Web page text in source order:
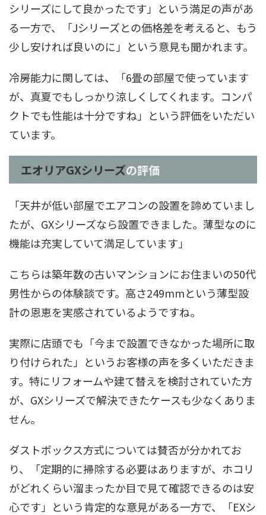
シリーズにして良かったです」という満足の声があ
る一方で、「Jシリーズとの価格差を考えると、もう
少し安ければ良いのに」という意見も聞かれます。
冷房能力に関しては、「6畳の部屋で使っています
が、真夏でもしっかり涼しくしてくれます。コンパ
クトでも性能は十分ですね」という評価をいただい
ています。
エオリアGXシリーズの評価
「天井が低い部屋でエアコンの設置を諦めていまし
たが、GXシリーズなら設置できました。薄型なのに
機能は充実していて満足しています」
こちらは築年数の古いマンションにお住まいの50代
男性からの体験談です。高さ249mmという薄型設
計の恩恵を実感されているようですね。
実際に店頭でも「今まで設置できなかった場所に取
り付けられた」というお客様の声を多くいただきま
す。特にリフォームや建て替えを検討されていた方
が、GXシリーズで解決できたケースも少なくありま
せん。
ダストボックス方式については賛否が分かれてお
り、「定期的に掃除する必要はありますが、ホコリ
がどれくらい溜まったか目で見て確認できるのは安
心です」という肯定的な意見がある一方で、「EXシ